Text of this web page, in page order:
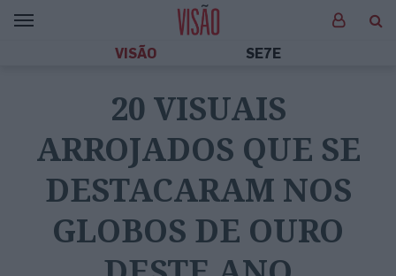
VISÃO SE7E
20 VISUAIS
ARROJADOS QUE SE
DESTACARAM NOS
GLOBOS DE OURO